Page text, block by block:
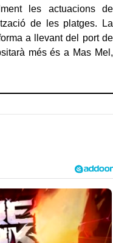
les actuacions de
de les platges. La
a llevant del port de
més és a Mas Mel,